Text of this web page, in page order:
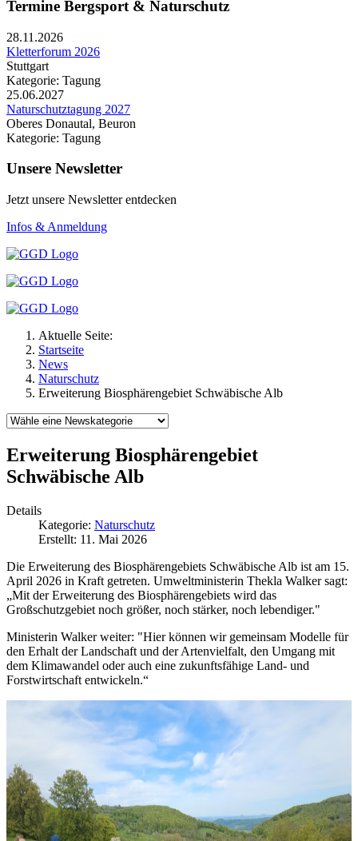
Termine Bergsport & Naturschutz
28.11.2026
Kletterforum 2026
Stuttgart
Kategorie: Tagung
25.06.2027
Naturschutztagung 2027
Oberes Donautal, Beuron
Kategorie: Tagung
Unsere Newsletter
Jetzt unsere Newsletter entdecken
Infos & Anmeldung
Aktuelle Seite:
Startseite
News
Naturschutz
Erweiterung Biosphärengebiet Schwäbische Alb
Erweiterung Biosphärengebiet
Schwäbische Alb
Details
Kategorie: Naturschutz
Erstellt: 11. Mai 2026
Die Erweiterung des Biosphärengebiets Schwäbische Alb ist am 15.
April 2026 in Kraft getreten. Umweltministerin Thekla Walker sagt:
„Mit der Erweiterung des Biosphärengebiets wird das
Großschutzgebiet noch größer, noch stärker, noch lebendiger."
Ministerin Walker weiter: "Hier können wir gemeinsam Modelle für
den Erhalt der Landschaft und der Artenvielfalt, den Umgang mit
dem Klimawandel oder auch eine zukunftsfähige Land- und
Forstwirtschaft entwickeln.“